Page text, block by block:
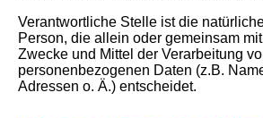
Verantwortliche Stelle ist die
Person, die allein oder gemeinsam
Zwecke und Mittel der Verarbeitung
personenbezogenen Daten (z.B.
Adressen o. Ä.) entscheidet.